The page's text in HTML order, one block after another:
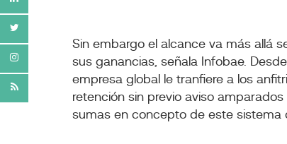
Sin embargo el alcance va más allá
sus ganancias, señala Infobae.
empresa global le tranfiere a los
retención sin previo aviso
sumas en concepto de este sistema